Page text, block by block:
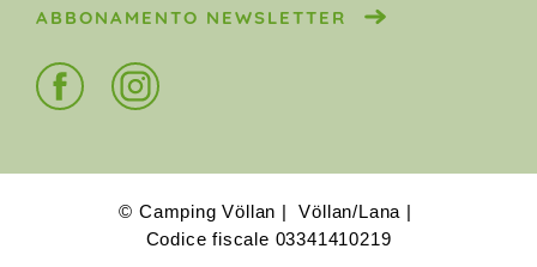
ABBONAMENTO NEWSLETTER
© Camping Völlan
Völlan/Lana
Codice fiscale 03341410219